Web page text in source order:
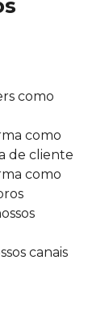
como
como
de cliente
como
canais